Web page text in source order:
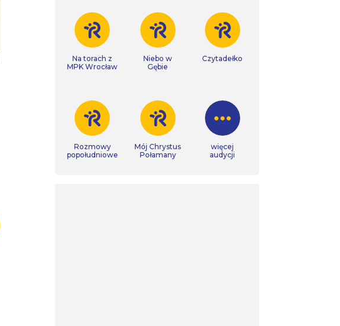
Na torach z
MPK Wrocław
Niebo w
Gębie
Czytadełko
Rozmowy
popołudniowe
Mój Chrystus
Połamany
więcej
audycji